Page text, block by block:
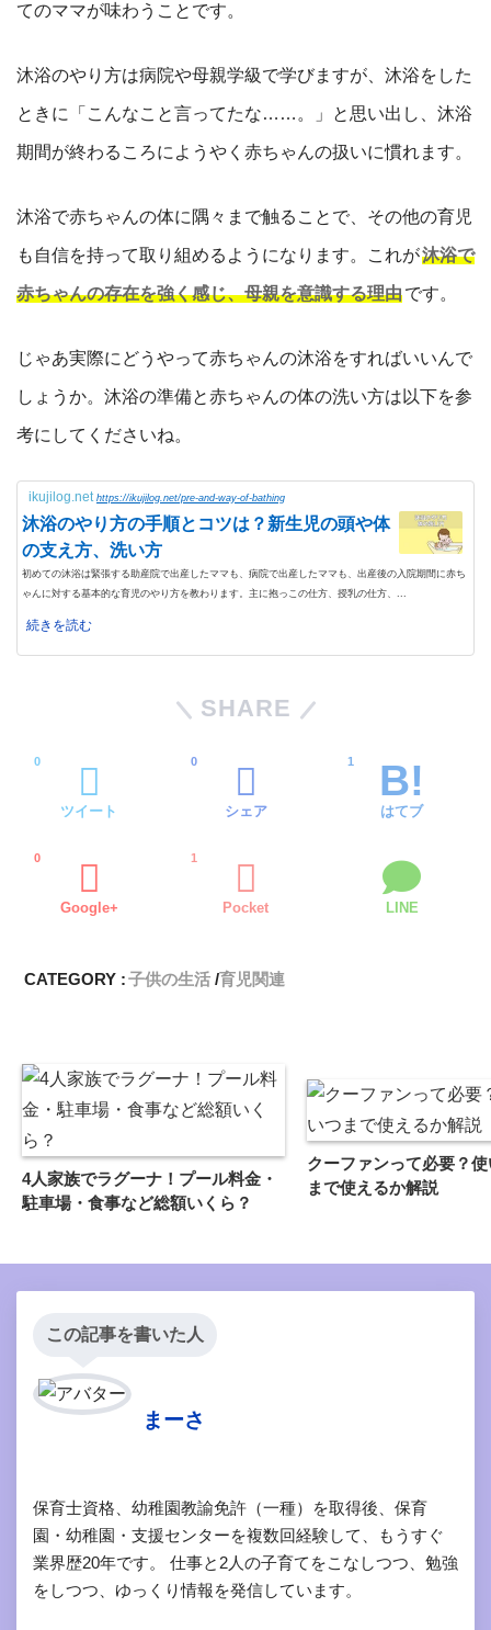
てのママが味わうことです。
沐浴のやり方は病院や母親学級で学びますが、沐浴をした
ときに「こんなこと言ってたな……。」と思い出し、沐浴
期間が終わるころにようやく赤ちゃんの扱いに慣れます。
沐浴で赤ちゃんの体に隅々まで触ることで、その他の育児
も自信を持って取り組めるようになります。これが沐浴で
赤ちゃんの存在を強く感じ、母親を意識する理由です。
じゃあ実際にどうやって赤ちゃんの沐浴をすればいいんで
しょうか。沐浴の準備と赤ちゃんの体の洗い方は以下を参
考にしてくださいね。
ikujilog.net https://ikujilog.net/pre-and-way-of-bathing
沐浴のやり方の手順とコツは？新生児の頭や体
の支え方、洗い方
初めての沐浴は緊張する助産院で出産したママも、病院で出産したママも、出産後の入院期間に赤ち
ゃんに対する基本的な育児のやり方を教わります。主に抱っこの仕方、授乳の仕方、...
続きを読む
SHARE
ツイート
0
シェア
0
はてブ
1
Google+
0
Pocket
1
LINE
CATEGORY :子供の生活 育児関連
4人家族でラグーナ！プール料金・
駐車場・食事など総額いくら？
クーファンって必要？
まで使えるか解説
この記事を書いた人
まーさ
保育士資格、幼稚園教諭免許（一種）を取得後、保育
園・幼稚園・支援センターを複数回経験して、もうすぐ
業界歴20年です。 仕事と2人の子育てをこなしつつ、勉強
をしつつ、ゆっくり情報を発信しています。